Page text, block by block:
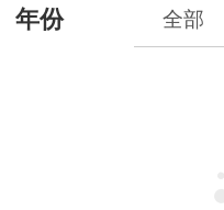
年份 全部